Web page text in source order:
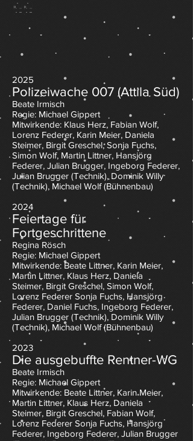
guter
eine
2016/2017
2014/2015
2013/2014
Plunderhosen
2008/2009
2006/2007
2005/2006
2007/2008
Rathaus
guter
Feiern
eine
2016/2017
2014/2015
2013/2014
Plunderhosen
2009/2010
2008/2009
2006/2007
2005/2006
2007/2008
2004/2005
2025
Polizeiwache 007 (Attila Süd)
Beate Irmisch
Regie: Michael Gippert
Mitwirkende: Klaus Herz, Fabian Wolf,
Lorenz Federer, Karin Meier, Daniela
Steimer, Birgit Greschel, Sonja Fuchs,
Simon Wolf, Martin Littner, Hansjörg
Federer, Julian Brugger, Ingeborg Federer,
Julian Brugger (Technik), Dominik Willy
(Technik), Michael Wolf (Bühnenbau)
2024
Feiertage für
Fortgeschrittene
Regina Rösch
Regie: Michael Gippert
Mitwirkende: Beate Littner, Karin Meier,
Martin Littner, Klaus Herz, Daniela
Steimer, Birgit Greschel, Simon Wolf,
Lorenz Federer Sonja Fuchs, Hansjörg
Federer, Daniel Fuchs, Ingeborg Federer,
Julian Brugger (Technik), Dominik Willy
(Technik), Michael Wolf (Bühnenbau)
2023
Die ausgebuffte Rentner-WG
Beate Irmisch
Regie: Michael Gippert
Mitwirkende: Beate Littner, Karin Meier,
Martin Littner, Klaus Herz, Daniela
Steimer, Birgit Greschel, Fabian Wolf,
Lorenz Federer Sonja Fuchs, Hansjörg
Federer, Ingeborg Federer, Julian Brugger